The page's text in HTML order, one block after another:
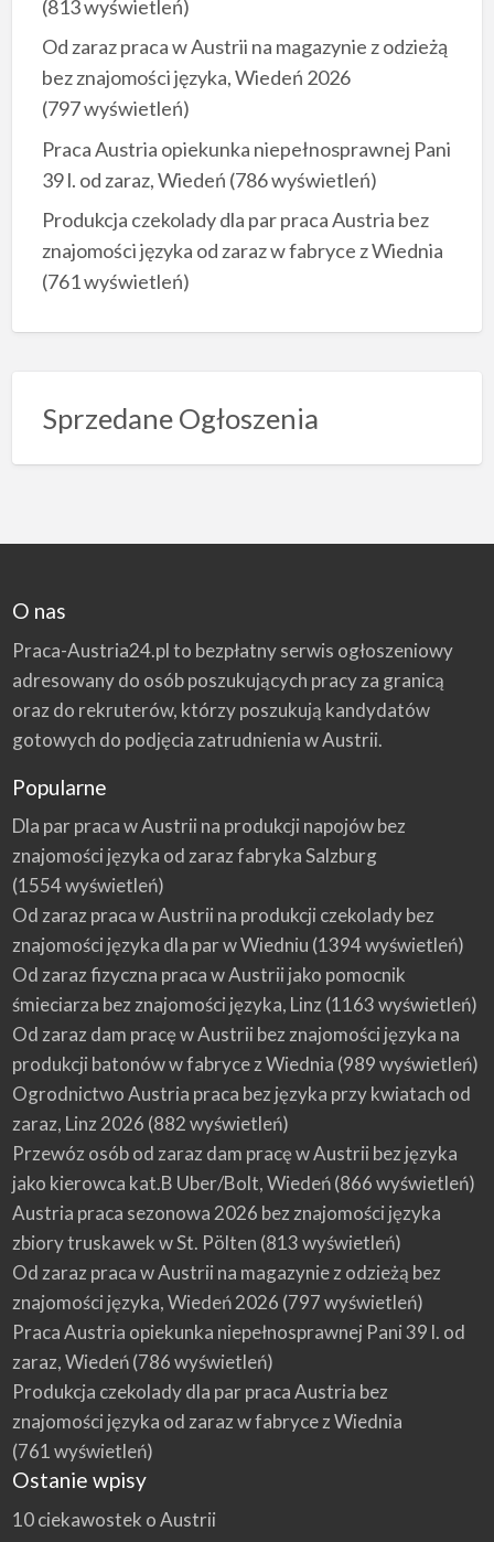
(813 wyświetleń)
Od zaraz praca w Austrii na magazynie z odzieżą
bez znajomości języka, Wiedeń 2026
(797 wyświetleń)
Praca Austria opiekunka niepełnosprawnej Pani
39 l. od zaraz, Wiedeń (786 wyświetleń)
Produkcja czekolady dla par praca Austria bez
znajomości języka od zaraz w fabryce z Wiednia
(761 wyświetleń)
Sprzedane Ogłoszenia
O nas
Praca-Austria24.pl to bezpłatny serwis ogłoszeniowy
adresowany do osób poszukujących pracy za granicą
oraz do rekruterów, którzy poszukują kandydatów
gotowych do podjęcia zatrudnienia w Austrii.
Popularne
Dla par praca w Austrii na produkcji napojów bez
znajomości języka od zaraz fabryka Salzburg
(1554 wyświetleń)
Od zaraz praca w Austrii na produkcji czekolady bez
znajomości języka dla par w Wiedniu (1394 wyświetleń)
Od zaraz fizyczna praca w Austrii jako pomocnik
śmieciarza bez znajomości języka, Linz (1163 wyświetleń)
Od zaraz dam pracę w Austrii bez znajomości języka na
produkcji batonów w fabryce z Wiednia (989 wyświetleń)
Ogrodnictwo Austria praca bez języka przy kwiatach od
zaraz, Linz 2026 (882 wyświetleń)
Przewóz osób od zaraz dam pracę w Austrii bez języka
jako kierowca kat.B Uber/Bolt, Wiedeń(866 wyświetleń)
Austria praca sezonowa 2026 bez znajomości języka
zbiory truskawek w St. Pölten (813 wyświetleń)
Od zaraz praca w Austrii na magazynie z odzieżą bez
znajomości języka, Wiedeń 2026 (797 wyświetleń)
Praca Austria opiekunka niepełnosprawnej Pani 39 l. od
zaraz, Wiedeń(786 wyświetleń)
Produkcja czekolady dla par praca Austria bez
znajomości języka od zaraz w fabryce z Wiednia
(761 wyświetleń)
Ostanie wpisy
10 ciekawostek o Austrii